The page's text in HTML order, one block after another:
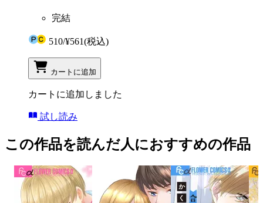
完結
510/¥561(税込)
カートに追加
カートに追加しました
試し読み
この作品を読んだ人におすすめの作品